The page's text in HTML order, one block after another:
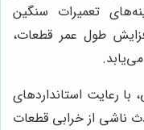
تعمیرات سنگین
طول عمر قطعات،
با رعایت استانداردهای
ناشی از خرابی قطعات